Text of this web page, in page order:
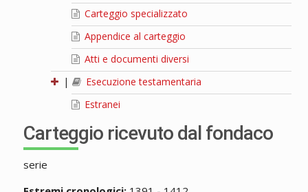
Carteggio specializzato
Appendice al carteggio
Atti e documenti diversi
|
Esecuzione testamentaria
Estranei
Carteggio ricevuto dal fondaco
serie